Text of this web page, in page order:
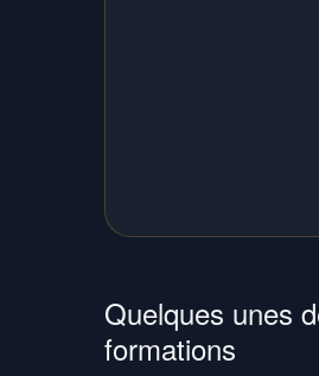
Quelques unes
formations